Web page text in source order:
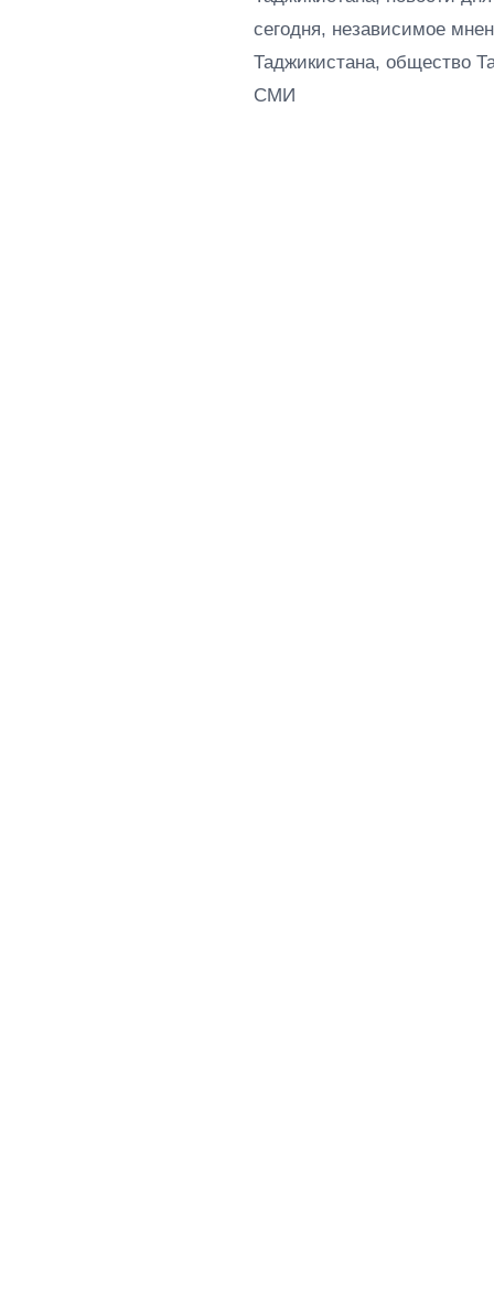
сегодня, независимое
Таджикистана, общество
СМИ